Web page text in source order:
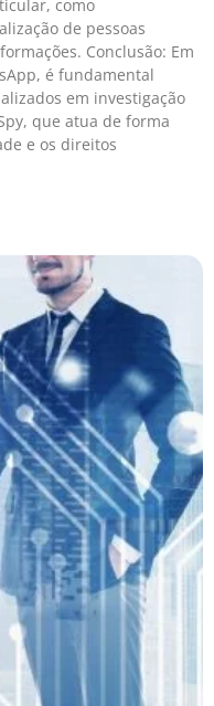
como
de pessoas
Conclusão: Em
é fundamental
em investigação
que atua de forma
e os direitos